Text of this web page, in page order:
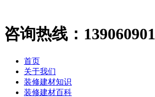
咨询热线：
首页
关于我们
装修建材知识
装修建材百科